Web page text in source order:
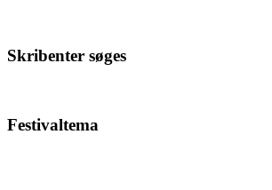
Skribenter søges
Festivaltema